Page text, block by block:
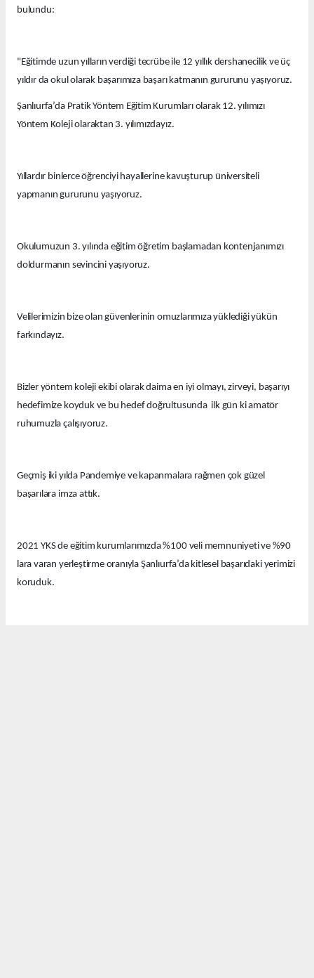
bulundu:
"Eğitimde uzun yılların verdiği tecrübe ile 12 yıllık dershanecilik ve üç
yıldır da okul olarak başarımıza başarı katmanın gururunu yaşıyoruz.
Şanlıurfa’da Pratik Yöntem Eğitim Kurumları olarak 12. yılımızı
Yöntem Koleji olaraktan 3. yılımızdayız.
Yıllardır binlerce öğrenciyi hayallerine kavuşturup üniversiteli
yapmanın gururunu yaşıyoruz.
Okulumuzun 3. yılında eğitim öğretim başlamadan kontenjanımızı
doldurmanın sevincini yaşıyoruz.
Velilerimizin bize olan güvenlerinin omuzlarımıza yüklediği yükün
farkındayız.
Bizler yöntem koleji ekibi olarak daima en iyi olmayı, zirveyi, başarıyı
hedefimize koyduk ve bu hedef doğrultusunda ilk gün ki amatör
ruhumuzla çalışıyoruz.
Geçmiş iki yılda Pandemiye ve kapanmalara rağmen çok güzel
başarılara imza attık.
2021 YKS de eğitim kurumlarımızda %100 veli memnuniyeti ve %90
lara varan yerleştirme oranıyla Şanlıurfa’da kitlesel başarıdaki yerimizi
koruduk.